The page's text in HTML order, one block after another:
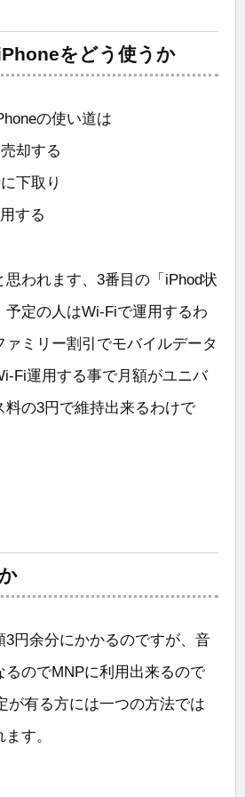
をどう使うか
の使い道は
却する
下取り
する
思われます、3番目の「iPhod状
予定の人はWi-Fiで運用するわ
ァミリー割引でモバイルデータ
Fi運用する事で月額がユニバ
料の3円で維持出来るわけで
3円余分にかかるのですが、音
るのでMNPに利用出来るので
が有る方には一つの方法では
す。